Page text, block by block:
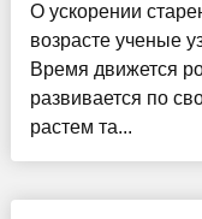
О ускорении
возрасте ученые
Время движется
развивается по
растем та...